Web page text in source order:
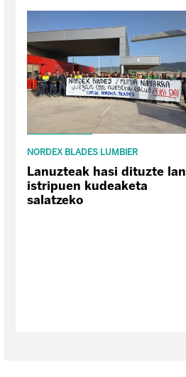
NORDEX BLADES LUMBIER
Lanuzteak hasi dituzte lan
istripuen kudeaketa
salatzeko